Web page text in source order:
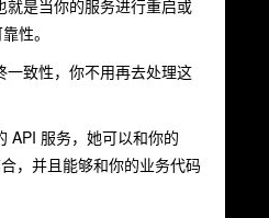
就是当你的服务进行重启或
性。
一致性，你不用再去处理这
API 服务，她可以和你的
，并且能够和你的业务代码